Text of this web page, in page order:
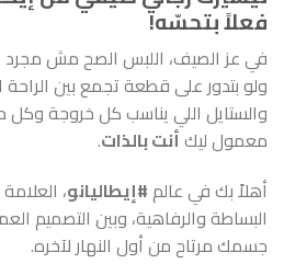
فعلاً بتحسّه!
في عز الصيف، اللبس الصح مش مجرد
ولو بتدور على قطعة تجمع بين الراحة
والستايل اللي يناسب كل خروجة وكل
معمول ليكأنت بالذات.
أهلاً بك في عالم#إيطاليانو،
البساطة والرفاهية، وبين التصميم
جسمك مرتاح من أول النهار لآخره.